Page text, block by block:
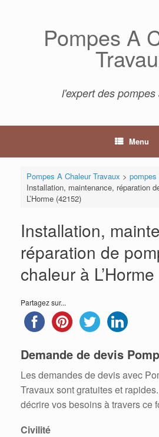
Pompes A
l'expert des
Menu
Pompes A Chaleur Travaux > pompes
Installation, maintenance, réparation
L’Horme (42152)
Installation,
réparation de
chaleur à
Partagez sur...
Demande de devis
Les demandes de devis avec
Travaux sont gratuites et
décrire vos besoins à travers ce
Civilité